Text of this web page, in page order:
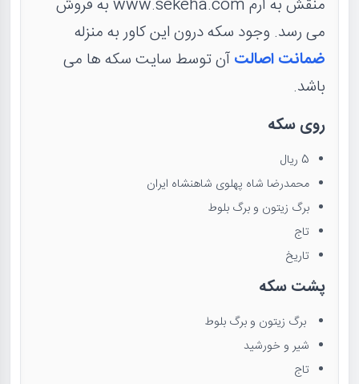
منقش به آرم www.sekeha.com به فروش
می رسد. وجود سکه درون این کاور به منزله
ضمانت اصالتآن توسط سایت سکه ها می
باشد.
روی سکه
5 ریال
محمدرضا شاه پهلوی شاهنشاه ایران
برگ زیتون و برگ بلوط
تاج
تاریخ
پشت سکه
برگ زیتون و برگ بلوط
شیر و خورشید
تاج